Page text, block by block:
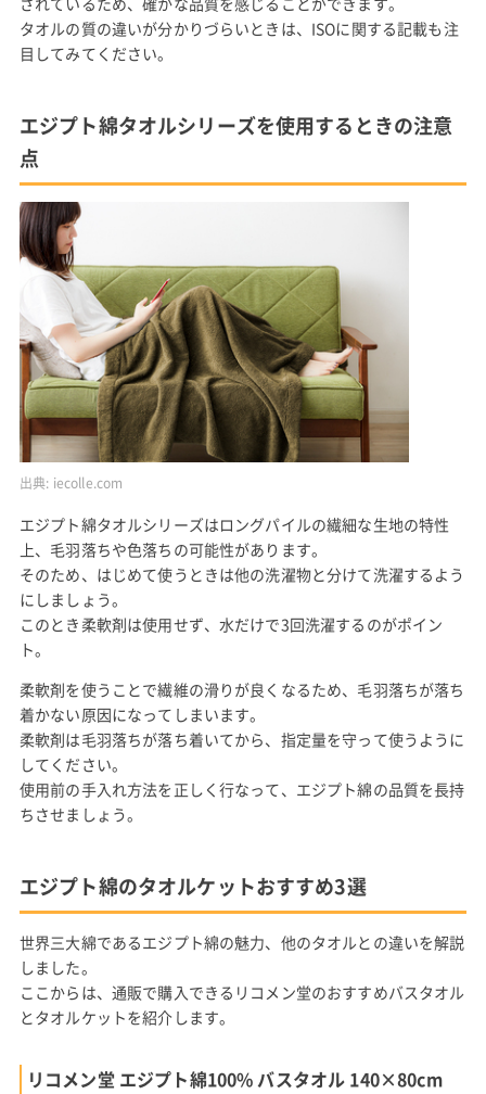
タオルの質の違いが分かりづらいときは、ISOに関する記載も注
目してみてください。
エジプト綿タオルシリーズを使用するときの注意
点
出典: iecolle.com
エジプト綿タオルシリーズはロングパイルの繊細な生地の特性
上、毛羽落ちや色落ちの可能性があります。
そのため、はじめて使うときは他の洗濯物と分けて洗濯するよう
にしましょう。
このとき柔軟剤は使用せず、水だけで3回洗濯するのがポイン
ト。
柔軟剤を使うことで繊維の滑りが良くなるため、毛羽落ちが落ち
着かない原因になってしまいます。
柔軟剤は毛羽落ちが落ち着いてから、指定量を守って使うように
してください。
使用前の手入れ方法を正しく行なって、エジプト綿の品質を長持
ちさせましょう。
エジプト綿のタオルケットおすすめ3選
世界三大綿であるエジプト綿の魅力、他のタオルとの違いを解説
しました。
ここからは、通販で購入できるリコメン堂のおすすめバスタオル
とタオルケットを紹介します。
リコメン堂 エジプト綿100% バスタオル 140×80cm